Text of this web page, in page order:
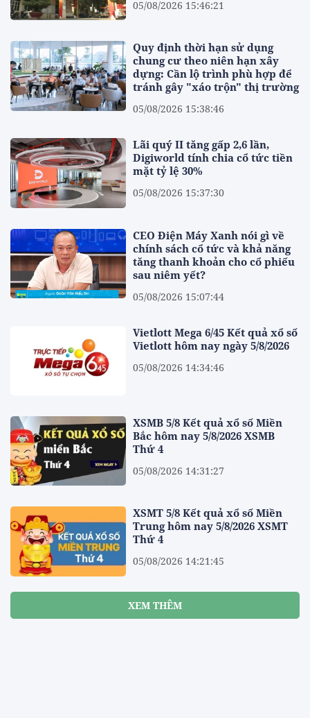
05/08/2026 15:46:21
Quy định thời hạn sử dụng
chung cư theo niên hạn xây
dựng: Cần lộ trình phù hợp để
tránh gây "xáo trộn" thị trường
05/08/2026 15:38:46
Lãi quý II tăng gấp 2,6 lần,
Digiworld tính chia cổ tức tiền
mặt tỷ lệ 30%
05/08/2026 15:37:30
CEO Điện Máy Xanh nói gì về
chính sách cổ tức và khả năng
tăng thanh khoản cho cổ phiếu
sau niêm yết?
05/08/2026 15:07:44
Vietlott Mega 6/45 Kết quả xổ số
Vietlott hôm nay ngày 5/8/2026
05/08/2026 14:34:46
XSMB 5/8 Kết quả xổ số Miền
Bắc hôm nay 5/8/2026 XSMB
Thứ 4
05/08/2026 14:31:27
XSMT 5/8 Kết quả xổ số Miền
Trung hôm nay 5/8/2026 XSMT
Thứ 4
05/08/2026 14:21:45
XEM THÊM